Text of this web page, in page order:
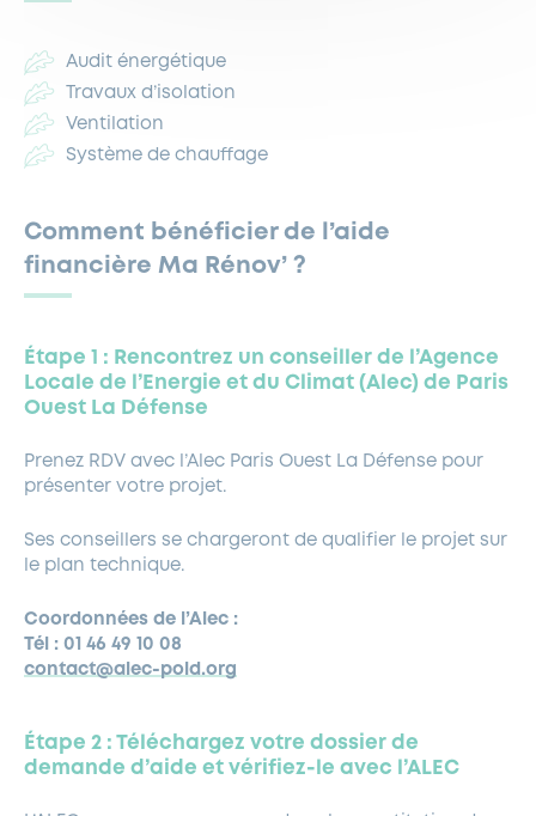
Audit énergétique
Travaux d’isolation
Ventilation
Système de chauffage
Comment bénéficier de l’aide
financière Ma Rénov’ ?
Étape 1 : Rencontrez un conseiller de l’Agence
Locale de l’Energie et du Climat (Alec) de Paris
Ouest La Défense
Prenez RDV avec l’Alec Paris Ouest La Défense pour
présenter votre projet.
Ses conseillers se chargeront de qualifier le projet sur
le plan technique.
Coordonnées de l’Alec :
Tél : 01 46 49 10 08
contact@alec-pold.org
Étape 2 : Téléchargez votre dossier de
demande d’aide et vérifiez-le avec l’ALEC